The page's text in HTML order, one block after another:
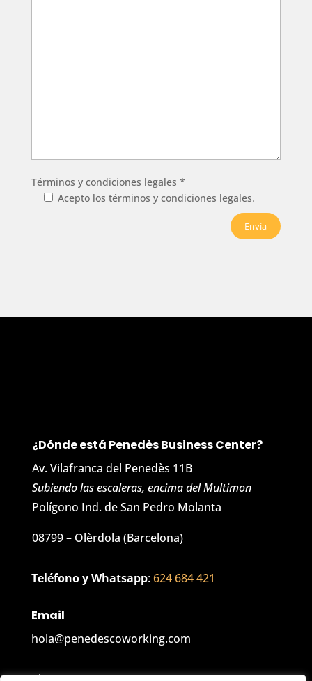
Términos y condiciones legales *
Acepto los términos y condiciones legales.
¿Dónde está Penedès Business Center?
Av. Vilafranca del Penedès 11B
Subiendo las escaleras, encima del Multimon
Polígono Ind. de San Pedro Molanta
08799 – Olèrdola (Barcelona)
Teléfono y Whatsapp:624 684 421
Email
hola@penedescoworking.com